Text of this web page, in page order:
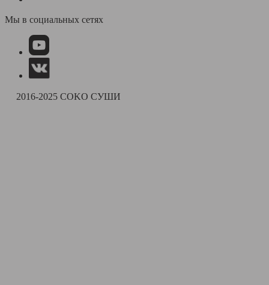
Мы в социальных сетях
2016-2025 COKO СУШИ